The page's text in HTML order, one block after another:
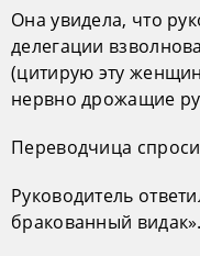
Она увидела, что
делегации
(цитирую эту
нервно дрожащие
Переводчица
Руководитель
бракованный видак».